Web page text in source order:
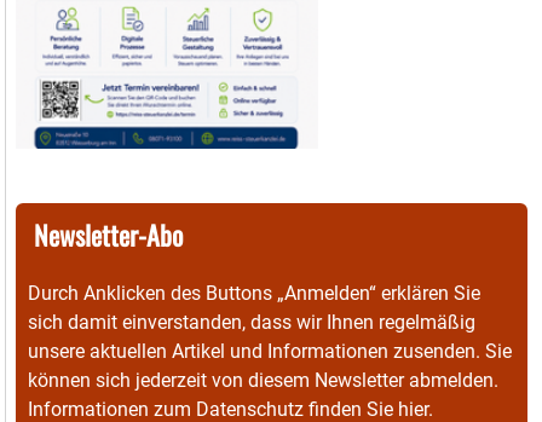
Newsletter-Abo
Durch Anklicken des Buttons „Anmelden“ erklären Sie
sich damit einverstanden, dass wir Ihnen regelmäßig
unsere aktuellen Artikel und Informationen zusenden. Sie
können sich jederzeit von diesem Newsletter abmelden.
Informationen zum Datenschutz finden Sie hier.